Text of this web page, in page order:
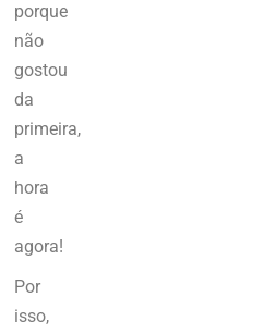
porque
não
gostou
da
primeira,
a
hora
é
agora!
Por
isso,